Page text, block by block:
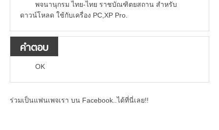
พจนานุกรม ไทย-ไทย ราชบัณฑิตยสถาน สำหรับ
ดาวน์โหลด ใช้กับเครื่อง PC,XP Pro.
คำตอบ
OK
ร่วมเป็นแฟนเพจเรา บน Facebook..ได้ที่นี่เลย!!